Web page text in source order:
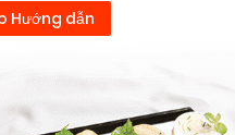
Hướng dẫn